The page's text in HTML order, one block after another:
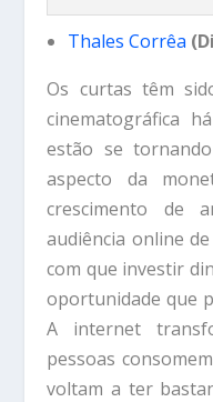
Thales Corrêa
Os curtas têm
cinematográfica
estão se
aspecto da
crescimento de
audiência online
com que investir
oportunidade que
A internet
pessoas
voltam a ter